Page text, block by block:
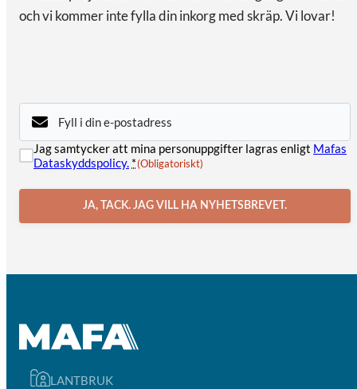
och vi kommer inte fylla din inkorg med skräp. Vi lovar!
E-
post(Obligatoriskt)
Samtycke(Obligatoriskt)
Jag samtycker att mina personuppgifter lagras enligt Mafas
Dataskyddspolicy. *(Obligatoriskt)
JA, TACK. JAG VILL HA NYHETSBREVET.
LANTBRUK